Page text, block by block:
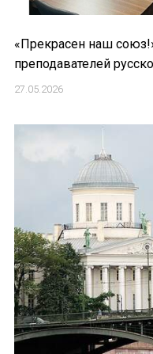
«Прекрасен наш
преподавателей
27.05.2026